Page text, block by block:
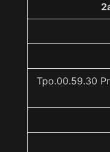
Tpo.00.59.30